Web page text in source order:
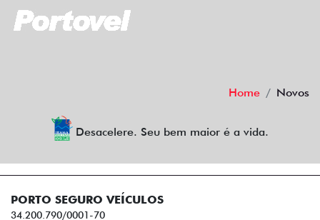
Home Novos
Desacelere. Seu bem maior é a vida.
PORTO SEGURO VEÍCULOS
34.200.790/0001-70